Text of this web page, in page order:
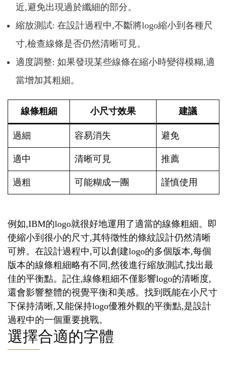
近,避免出現過於纖細的部分。
縮放測試: 在設計過程中,不斷將logo縮小到各種尺
寸,檢查線條是否仍然清晰可見。
適度調整: 如果發現某些線條在縮小時變得模糊,適
當增加其粗細。
線條粗細 小尺寸效果 建議
過細 容易消失 避免
適中 清晰可見 推薦
過粗 可能糊成一團 謹慎使用
例如,IBM的logo就很好地運用了適當的線條粗細。即
使縮小到很小的尺寸,其特徵性的條紋設計仍然清晰
可辨。在設計過程中,可以創建logo的多個版本,每個
版本的線條粗細略有不同,然後進行縮放測試,找出最
佳的平衡點。記住,線條粗細不僅影響logo的清晰度,
還會影響整體的視覺平衡和美感。找到既能在小尺寸
下保持清晰,又能保持logo優雅外觀的平衡點,是設計
過程中的一個重要挑戰。
選擇合適的字體